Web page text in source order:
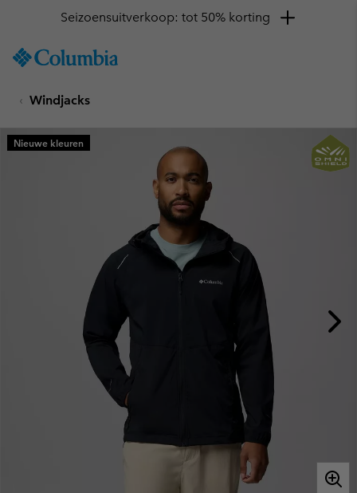
TO
SKIP
MAIN
NAV
Seizoensuitverkoop: tot 50% korting
Windjacks
Nieuwe kleuren